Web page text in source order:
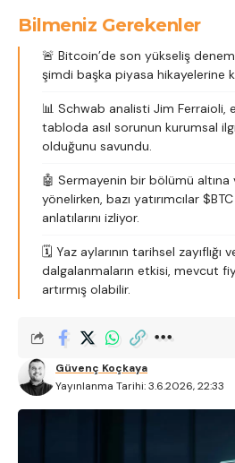
Bilmeniz Gerekenler
🚨 Bitcoin’de son yükseliş
şimdi başka piyasa hikayelerine
📊 Schwab analisti Jim Ferraioli,
tabloda asıl sorunun kurumsal
olduğunu savundu.
🤖 Sermayenin bir bölümü
yönelirken, bazı yatırımcılar
anlatılarını izliyor.
🗓️ Yaz aylarının tarihsel zayıflığı
dalgalanmaların etkisi, mevcut
artırmış olabilir.
Yayınlanma Tarihi: 3.6.2026, 22:33
Güvenç Koçkaya